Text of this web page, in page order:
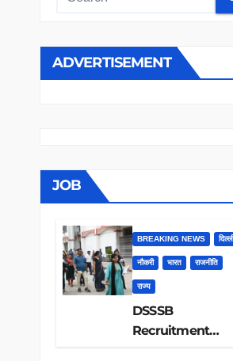
ADVERTISEMENT
JOB
BREAKING NEWS
नौकरी भारत राजनीति
राज्य
DSSSB
Recruitment